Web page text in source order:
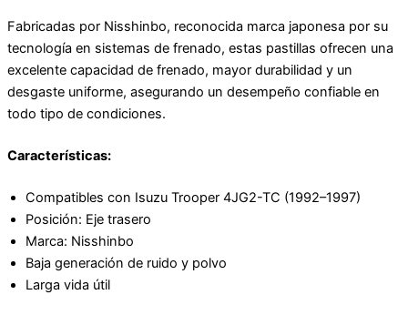
Fabricadas por Nisshinbo, reconocida marca japonesa por su
tecnología en sistemas de frenado, estas pastillas ofrecen una
excelente capacidad de frenado, mayor durabilidad y un
desgaste uniforme, asegurando un desempeño confiable en
todo tipo de condiciones.
Características:
Compatibles con Isuzu Trooper 4JG2-TC (1992–1997)
Posición: Eje trasero
Marca: Nisshinbo
Baja generación de ruido y polvo
Larga vida útil